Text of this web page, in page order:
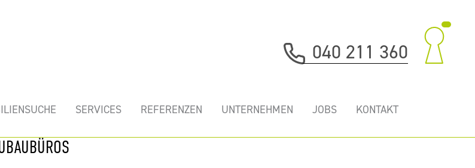
040 211 360
SERVICES REFERENZEN UNTERNEHMEN JOBS KONTAKT